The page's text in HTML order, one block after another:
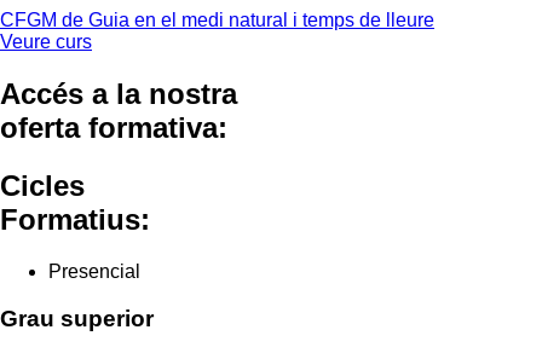
CFGM de Guia en el medi natural i temps de lleure
Veure curs
Accés a la nostra
oferta formativa:
Cicles
Formatius:
Presencial
Grau superior